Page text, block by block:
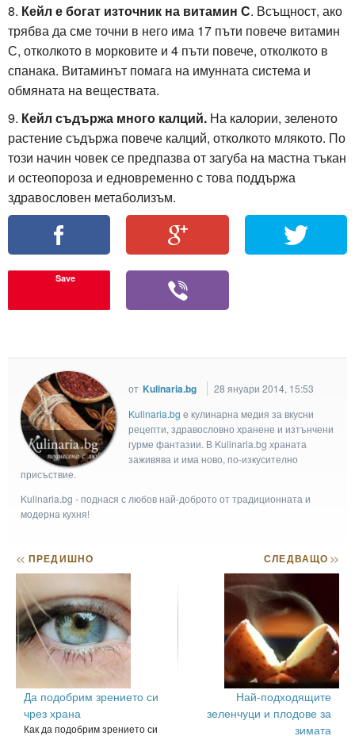
8. Кейл е богат източник на витамин С. Всъщност, ако
трябва да сме точни в него има 17 пъти повече витамин
С, отколкото в морковите и 4 пъти повече, отколкото в
спанака. Витаминът помага на имунната система и
обмяната на веществата.
9. Кейл съдържа много калций. На калории, зеленото
растение съдържа повече калций, отколкото млякото. По
този начин човек се предпазва от загуба на мастна тъкан
и остеопороза и едновременно с това поддържа
здравословен метаболизъм.
Save
от Kulinaria.bg
28 януари 2014, 15:53
Kulinaria.bg e кулинарна медия за вкусни
рецепти, здравословно хранене и изтънчени
гурме фантазии. В Kulinaria.bg храната
заживява и има ново, по-изкусително
присъствие.
Kulinaria.bg - поднася с любов най-доброто от традиционната и
модерна кухня!
<< ПРЕДИШНО
Да подобрим зрението си
чрез храна
Как да подобрим зрението си
СЛЕДВАЩО>>
Най-подходящите
зеленчуци и плодове за
зимата